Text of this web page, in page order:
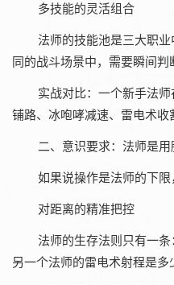
多技能的灵活组合‌
法师的技能池是三大职
同的战斗场景中，需要瞬间
实战对比‌：一个新手法
铺路、冰咆哮减速、雷电术收
二、意识要求：法师是
如果说操作是法师的下
对距离的精准把控‌
法师的生存法则只有一条
另一个法师的雷电术射程是